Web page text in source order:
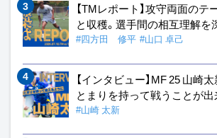
【TMレポート】攻守両面の
と収穫。選手間の相互理解を
#四方田 修平 #山口 卓己
【インタビュー】MF 25 山崎
とまりを持って戦うことが出
#山崎 太新